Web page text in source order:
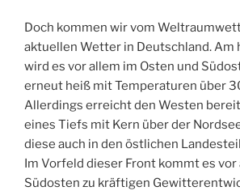
Doch kommen wir vom
aktuellen Wetter in Deutschland. Am
wird es vor allem im Osten und
erneut heiß mit Temperaturen über
Allerdings erreicht den Westen
eines Tiefs mit Kern über der
diese auch in den östlichen
Im Vorfeld dieser Front kommt es vor
Südosten zu kräftigen